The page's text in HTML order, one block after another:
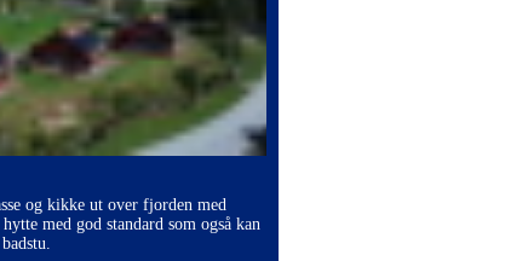
og kikke ut over fjorden med
med god standard som også kan